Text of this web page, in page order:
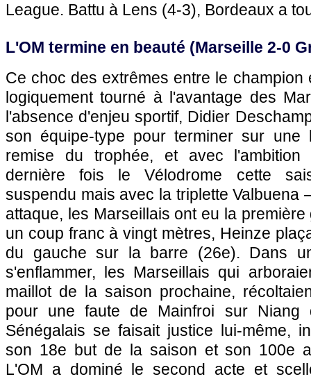
League. Battu à Lens (4-3), Bordeaux a
L'OM termine en beauté (Marseille 2-0
Ce choc des extrêmes entre le champion
logiquement tourné à l'avantage des
l'absence d'enjeu sportif, Didier
son équipe-type pour terminer sur une
remise du trophée, et avec
dernière fois le Vélodrome cette
suspendu mais avec la triplette Valbuena
attaque, les Marseillais ont eu la
un coup franc à vingt mètres, Heinze
du gauche sur la barre (26e). Dans
s'enflammer, les Marseillais qui
maillot de la saison prochaine,
pour une faute de Mainfroi sur Niang
Sénégalais se faisait justice lui-même,
son 18e but de la saison et son 100e
L'OM a dominé le second acte et